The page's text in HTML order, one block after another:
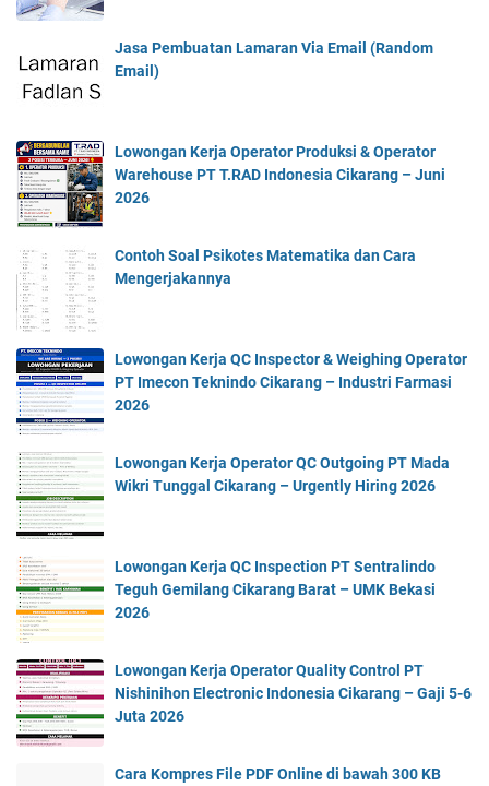
Jasa Pembuatan Lamaran Via Email (Random
Email)
Lowongan Kerja Operator Produksi & Operator
Warehouse PT T.RAD Indonesia Cikarang – Juni
2026
Contoh Soal Psikotes Matematika dan Cara
Mengerjakannya
Lowongan Kerja QC Inspector & Weighing Operator
PT Imecon Teknindo Cikarang – Industri Farmasi
2026
Lowongan Kerja Operator QC Outgoing PT Mada
Wikri Tunggal Cikarang – Urgently Hiring 2026
Lowongan Kerja QC Inspection PT Sentralindo
Teguh Gemilang Cikarang Barat – UMK Bekasi
2026
Lowongan Kerja Operator Quality Control PT
Nishinihon Electronic Indonesia Cikarang – Gaji 5-6
Juta 2026
Cara Kompres File PDF Online di bawah 300 KB